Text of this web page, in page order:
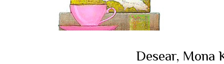
Desear, Mona